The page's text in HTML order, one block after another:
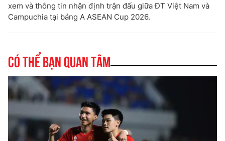
xem và thông tin nhận định trận đấu giữa ĐT Việt Nam và
Campuchia tại bảng A ASEAN Cup 2026.
Có thể bạn quan tâm